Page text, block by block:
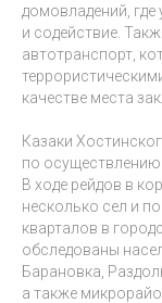
домовладений, где
и содействие.
автотранспорт,
качестве места
Казаки
по осуществлению
В ходе рейдов в
несколько сел и
кварталов в
обследованы
Барановка,
а также